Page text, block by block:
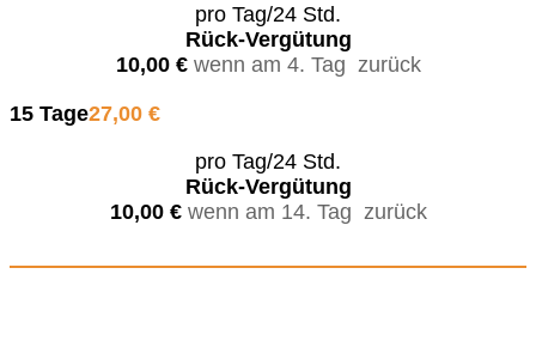
pro Tag/24 Std.
Rück-Vergütung
10,00 € wenn am 4. Tag zurück
15 Tage27,00 €
pro Tag/24 Std.
Rück-Vergütung
10,00 € wenn am 14. Tag zurück